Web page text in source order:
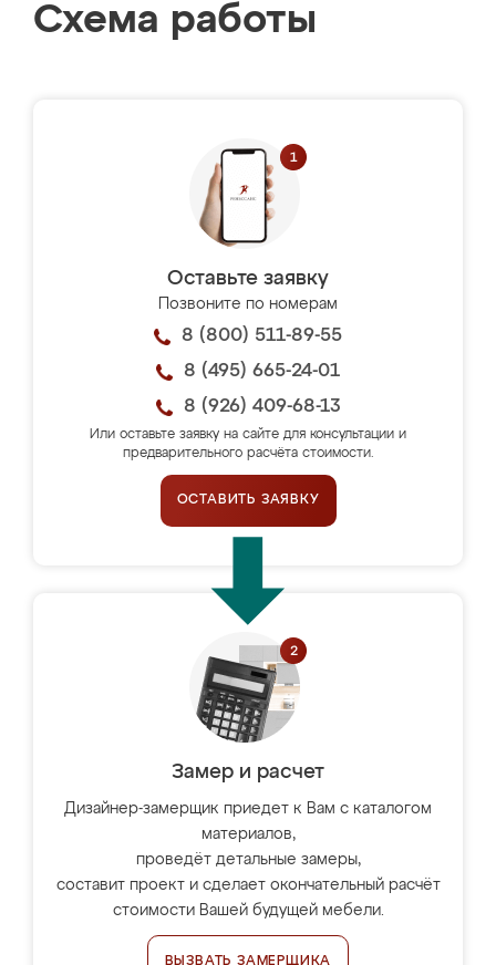
Схема работы
Оставьте заявку
Позвоните по номерам
8 (800) 511-89-55
8 (495) 665-24-01
8 (926) 409-68-13
Или оставьте заявку на сайте для консультации и
предварительного расчёта стоимости.
ОСТАВИТЬ ЗАЯВКУ
Замер и расчет
Дизайнер-замерщик приедет к Вам с каталогом
материалов,
проведёт детальные замеры,
составит проект и сделает окончательный расчёт
стоимости Вашей будущей мебели.
ВЫЗВАТЬ ЗАМЕРЩИКА